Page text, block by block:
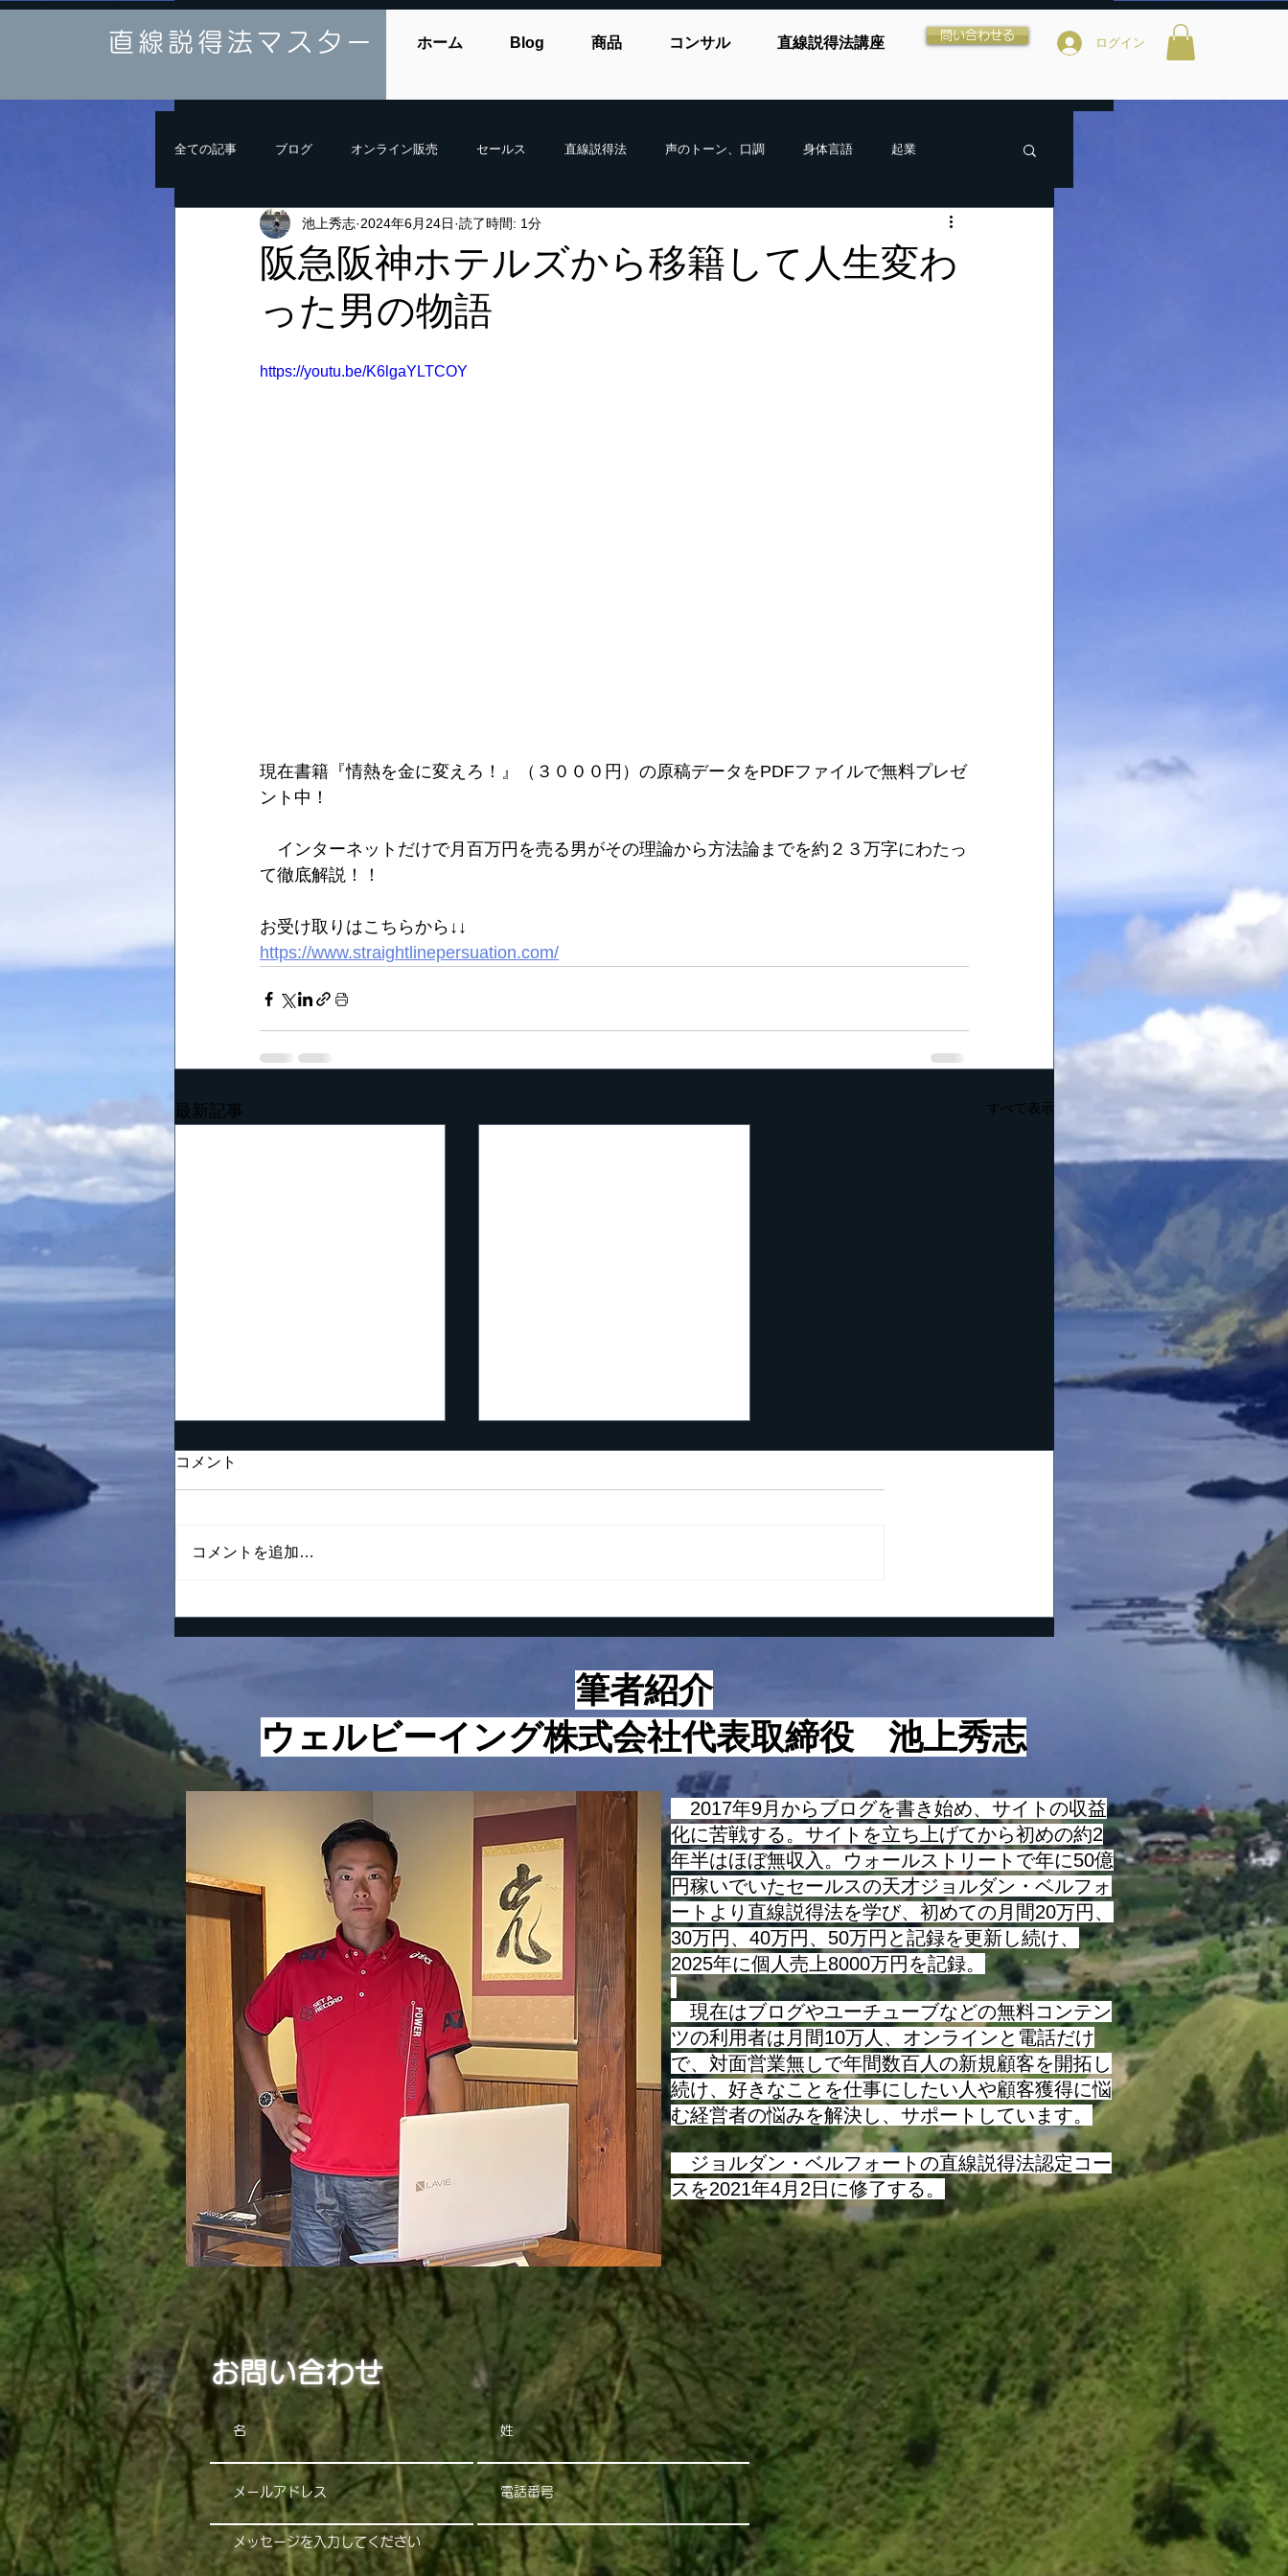
直線説得法マスター ホーム Blog 商品 コンサル 直線説得法講座 問い合わせる ログイン
全ての記事 ブログ オンライン販売 セールス 直線説得法 声のトーン、口調 身体言語 起業
阪急阪神ホテルズから移籍して人生変わ
った男の物語
池上秀志 2024年6月24日 読了時間: 1分
https://youtu.be/K6lgaYLTCOY
現在書籍『情熱を金に変えろ！』（３０００円）の原稿データをPDFファイルで無料プレゼ
ント中！
インターネットだけで月百万円を売る男がその理論から方法論までを約２３万字にわたっ
て徹底解説！！
お受け取りはこちらから↓↓
https://www.straightlinepersuation.com/
最新記事 すべて表示
努力の仕方が間違っている
す。夢というまだ実現されてい
ません。 ただの現状維持でも
ないけれど、寝ている間に見る
あの夢でもない、そんな言葉で
す。 ここで重要になってくる
のは、夢を実現させるための手
起業家が知っておくべき5つ
う訳で、本日は起業家が知って
おくべき５つの数字についてお
話をさせて頂きます。 まず、
基本的な考え方についてお話を
させて頂きますが、最近は様々
な指標やビジネス用語が使われ
るようになっていますが、そう
コメント
コメントを追加…
筆者紹介
​ウェルビーイング株式会社代表取締役 池上秀志
2017年9月からブログを書き始め、サイトの収益
化に苦戦する。サイトを立ち上げてから初めの約2
年半はほぼ無収入。ウォールストリートで年に50億
円稼いでいたセールスの天才ジョルダン・ベルフォ
ートより直線説得法を学び、初めての月間20万円、
30万円、40万円、50万円と記録を更新し続け、
2025年に個人売上8000万円を記録。
現在はブログやユーチューブなどの無料コンテン
ツの利用者は月間10万人、オンラインと電話だけ
で、対面営業無しで年間数百人の新規顧客を開拓し
続け、好きなことを仕事にしたい人や顧客獲得に悩
む経営者の悩みを解決し、サポートしています。
​ ジョルダン・ベルフォートの直線説得法認定コー
スを2021年4月2日に修了する。
お問い合わせ